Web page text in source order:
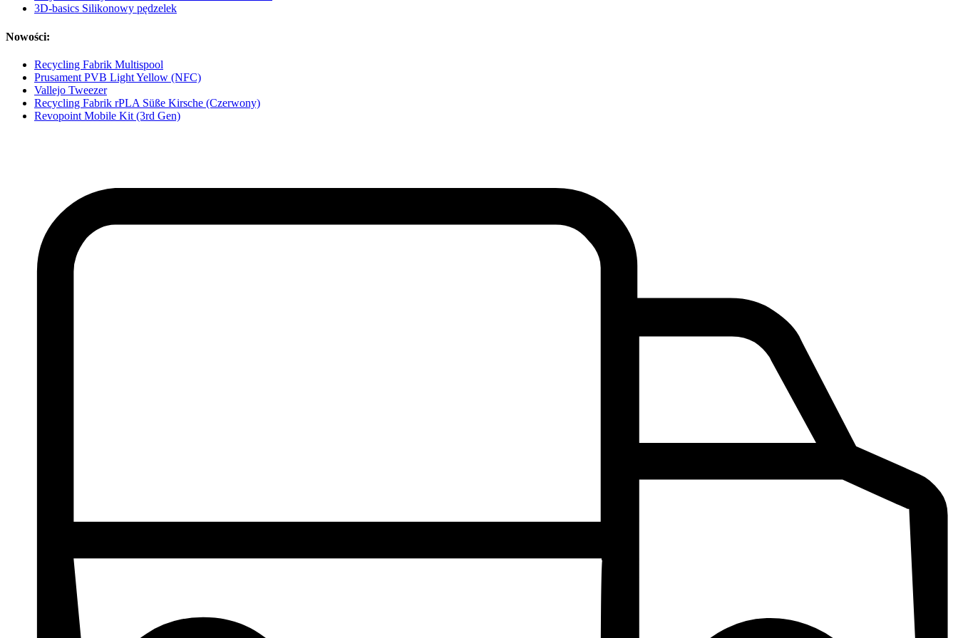
3D-basics Silikonowy pędzelek
Nowości:
Recycling Fabrik Multispool
Prusament PVB Light Yellow (NFC)
Vallejo Tweezer
Recycling Fabrik rPLA Süße Kirsche (Czerwony)
Revopoint Mobile Kit (3rd Gen)